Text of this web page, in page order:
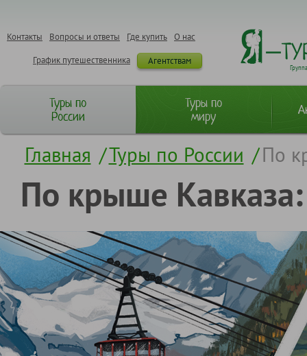
О нас
Где купить
Вопросы и ответы
Контакты
Агентствам
График путешественника
Туры по
России
Туры по
миру
Главная /Туры по России /По
По крыше